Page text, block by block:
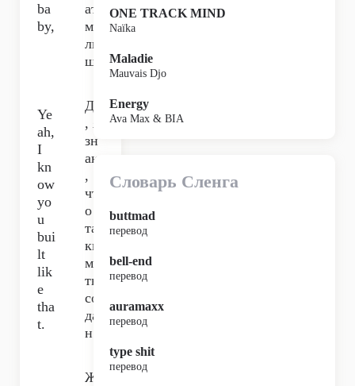
ba
by,
ат,
ма
лы
ш,
Ye
ah,
I
kn
ow
yo
u
bui
lt
lik
e
tha
t.
Да
, я
зн
аю
,
чт
о
та
ки
м
ты
соз
да
н.
Ж
ONE TRACK MIND
Naïka
Maladie
Mauvais Djo
Energy
Ava Max & BIA
Словарь Сленга
buttmad
перевод
bell-end
перевод
auramaxx
перевод
type shit
перевод